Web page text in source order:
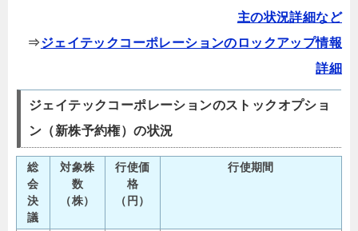
主の状況詳細など
⇒ジェイテックコーポレーションのロックアップ情報
詳細
ジェイテックコーポレーションのストックオプショ
ン（新株予約権）の状況
総
会
決
議
対象株
数
（株）
行使価
格
（円）
行使期間